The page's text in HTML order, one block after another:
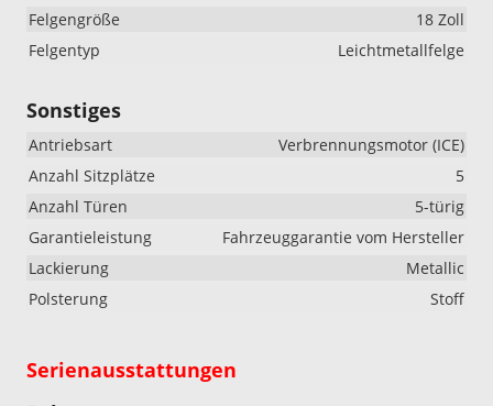
Felgengröße
18 Zoll
Felgentyp
Leichtmetallfelge
Sonstiges
Antriebsart
Verbrennungsmotor (ICE)
Anzahl Sitzplätze
5
Anzahl Türen
5-türig
Garantieleistung
Fahrzeuggarantie vom Hersteller
Lackierung
Metallic
Polsterung
Stoff
Serienausstattungen